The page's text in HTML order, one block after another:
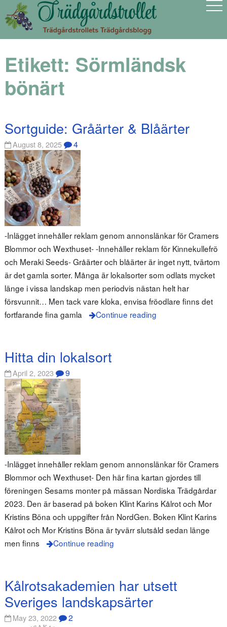
Etikett: Sörmländsk
bönärt
Sortguide: Gråärter & Blåärter
August 8, 2025 4
-Inlägget innehåller reklam genom annonslänkar för Cramers
Blommor och Wexthuset- -Innehåller reklam för Kinnekullefrö
och Meraki Seeds- Gråärter och blåärter är inget nytt, tvärtom
är det gamla sorter. Många är lokalsorter som odlats mycket
länge i vissa landskap men periodvis nästan helt har
försvunnit… Men tack vare kloka, envisa fröodlare finns det
fortfarande fina gamla
Continue reading
Hitta din lokalsort
April 2, 2023 9
-Inlägget innehåller reklam genom annonslänkar för Cramers
Blommor och Wexthuset- Den här fina kartan gjordes till
föreningen Sesams monter på mässan Nordiska Trädgårdar
2023. Den är baserad på boken Klint Karins Kålrot och Mor
Kristins Böna och uppgifter från NordGen. Boken Klint Karins
Kålrot och Mor Kristins Böna är tyvärr slutsåld sedan länge
men finns
Continue reading
Kålrotsakademien har utsett
Sveriges landskapsärter
May 23, 2022 2